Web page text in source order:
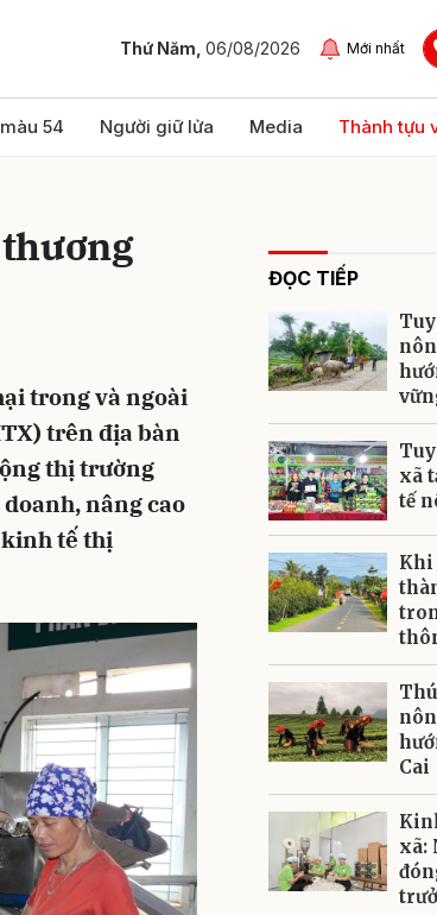
Thứ Năm, 06/08/2026 Mới nhất
54 Người giữ lửa Media Thành tựu
trong và ngoài
trên địa bàn
thị trường
nâng cao
tế thị
ĐỌC TIẾP
xã
tế
Khi
Cai
xã:
Hủy Gửi